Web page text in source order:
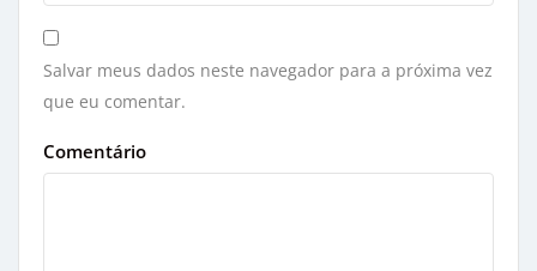
Salvar meus dados neste navegador para a próxima vez
que eu comentar.
Comentário